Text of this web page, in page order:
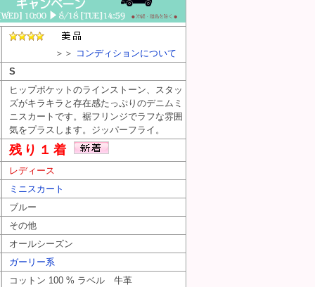
＞＞ コンディションについて
S
ヒップポケットのラインストーン、スタッ
ズがキラキラと存在感たっぷりのデニムミ
ニスカートです。裾フリンジでラフな雰囲
気をプラスします。ジッパーフライ。
残り１着
レディース
ミニスカート
ブルー
その他
オールシーズン
ガーリー系
コットン 100 % ラベル 牛革